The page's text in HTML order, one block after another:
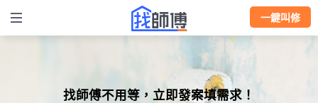
一鍵叫修
找師傅不用等，立即發案填需求！